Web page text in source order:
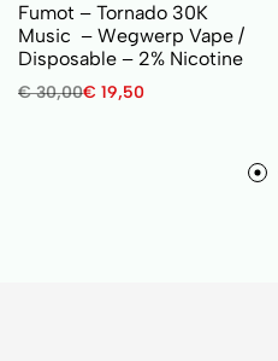
Fumot – Tornado 30K
Music – Wegwerp Vape /
Disposable – 2% Nicotine
€30,00€ 19,50